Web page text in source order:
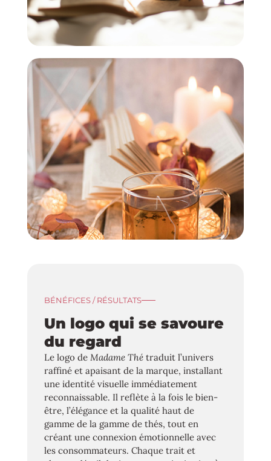
BÉNÉFICES / RÉSULTATS
Un logo qui se savoure
du regard
Le logo deMadame Thé traduit l’univers
raffiné et apaisant de la marque, installant
une identité visuelle immédiatement
reconnaissable. Il reflète à la fois le bien-
être, l’élégance et la qualité haut de
gamme de la gamme de thés, tout en
créant une connexion émotionnelle avec
les consommateurs. Chaque trait et